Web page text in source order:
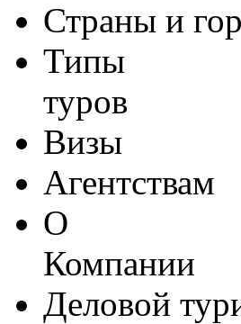
Страны и
Типы
туров
Визы
Агентствам
О
Компании
Деловой